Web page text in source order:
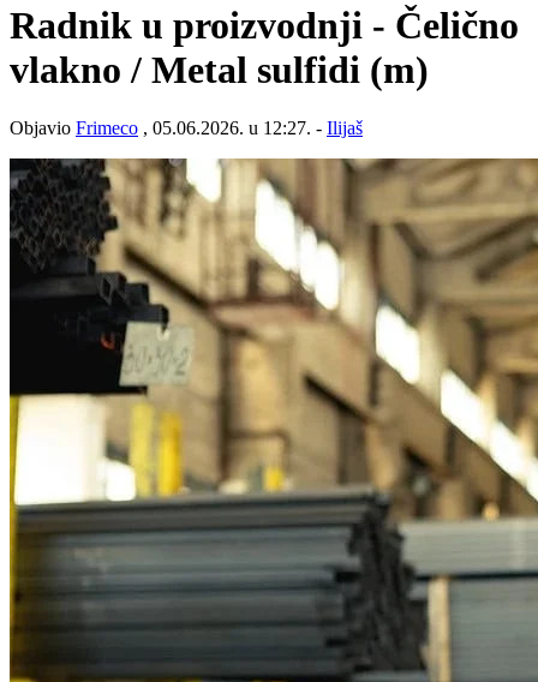
Radnik u proizvodnji - Čelično
vlakno / Metal sulfidi (m)
Objavio Frimeco , 05.06.2026. u 12:27. - Ilijaš